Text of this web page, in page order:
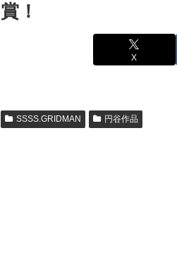
韓国人「実は日本経済を支え
のは韓国人である理由がこち
も感謝してるらしい…（ﾌﾞﾙﾌﾞﾙ
本地震直後の日本の対応のスピ
賞！
X
SSSS.GRIDMAN 円谷作品